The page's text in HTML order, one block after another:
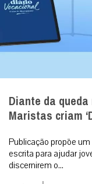
05 / Aug
Brasil